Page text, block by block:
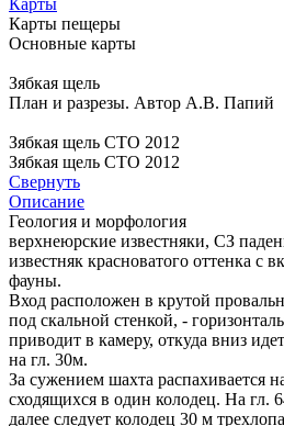
Карты
Карты пещеры
Основные карты
Зябкая щель
План и разрезы. Автор А.В. Папий
Зябкая щель СТО 2012
Зябкая щель СТО 2012
Свернуть
Описание
Геология и морфология
верхнеюрские известняки, СЗ
известняк красноватого оттенка с
фауны.
Вход расположен в крутой
под скальной стенкой, -
приводит в камеру, откуда вниз
на гл. 30м.
За сужением шахта распахивается
сходящихся в один колодец. На гл.
далее следует колодец 30 м